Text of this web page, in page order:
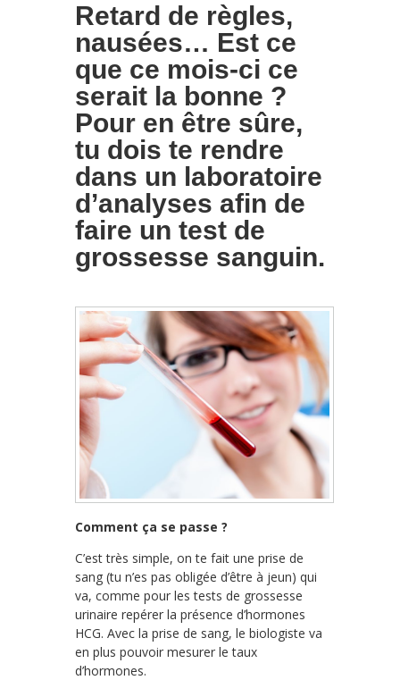
Retard de règles,
nausées… Est ce
que ce mois-ci ce
serait la bonne ?
Pour en être sûre,
tu dois te rendre
dans un laboratoire
d’analyses afin de
faire un test de
grossesse sanguin.
Comment ça se passe ?
C’est très simple, on te fait une prise de
sang (tu n’es pas obligée d’être à jeun) qui
va, comme pour les tests de grossesse
urinaire repérer la présence d’hormones
HCG. Avec la prise de sang, le biologiste va
en plus pouvoir mesurer le taux
d’hormones.